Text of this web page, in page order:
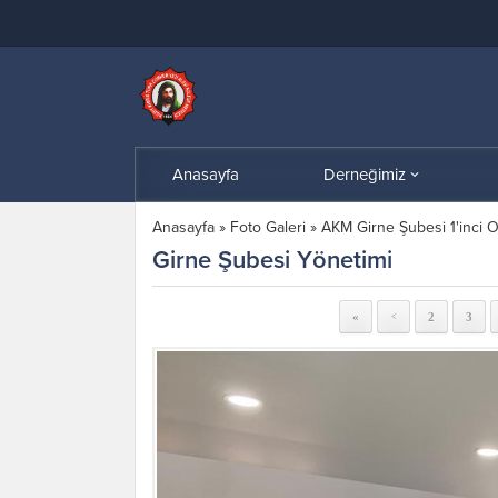
Anasayfa Derneğimiz
Anasayfa » Foto Galeri » AKM Girne Şubesi 1'inci
Girne Şubesi Yönetimi
« < 2 3